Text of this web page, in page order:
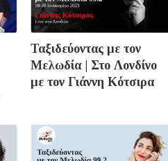
Ταξιδεύοντας με τον
Μελωδία | Στο Λονδίνο
με τον Γιάννη Κότσιρα